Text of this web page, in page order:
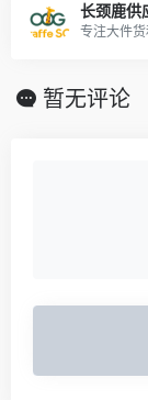
长颈鹿供
暂无评论